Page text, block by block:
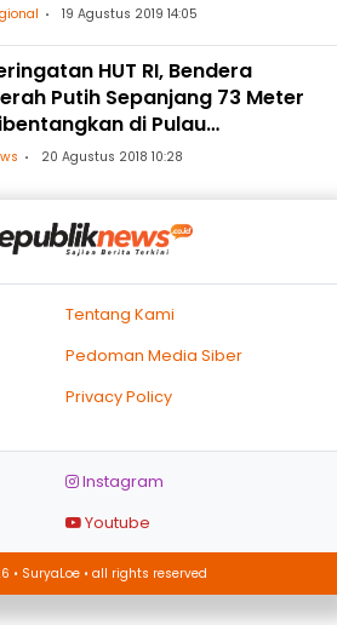
19 Agustus 2019 14:05
HUT RI, Bendera
Putih Sepanjang 73 Meter
di Pulau
20 Agustus 2018 10:28
Tentang Kami
Pedoman Media Siber
Privacy Policy
Instagram
Youtube
• SuryaLoe • all rights reserved